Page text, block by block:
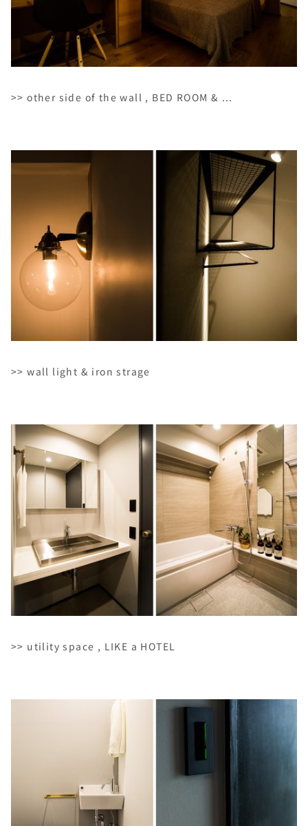
>> other side of the wall , BED ROOM & ...
>> wall light & iron strage
>> utility space , LIKE a HOTEL